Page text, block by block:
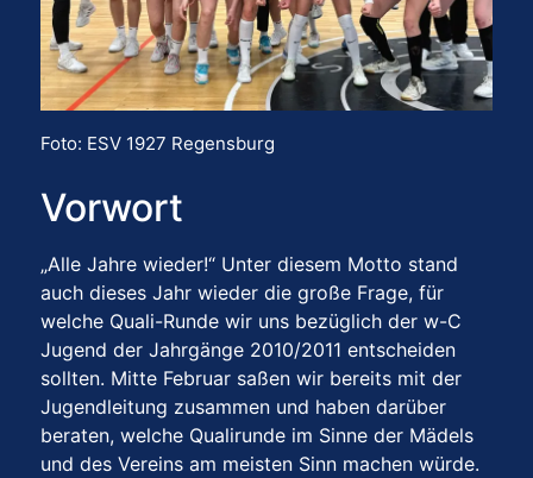
Foto: ESV 1927 Regensburg
Vorwort
„Alle Jahre wieder!“ Unter diesem Motto stand
auch dieses Jahr wieder die große Frage, für
welche Quali-Runde wir uns bezüglich der w-C
Jugend der Jahrgänge 2010/2011 entscheiden
sollten. Mitte Februar saßen wir bereits mit der
Jugendleitung zusammen und haben darüber
beraten, welche Qualirunde im Sinne der Mädels
und des Vereins am meisten Sinn machen würde.